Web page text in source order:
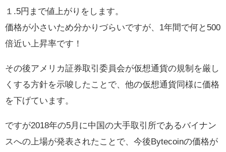
１.5円まで値上がりをします。
価格が小さいため分かりづらいですが、1年間で何と500
倍近い上昇率です！
その後アメリカ証券取引委員会が仮想通貨の規制を厳し
くする方針を示唆したことで、他の仮想通貨同様に価格
を下げています。
ですが2018年の5月に中国の大手取引所であるバイナン
スへの上場が発表されたことで、今後Bytecoinの価格が